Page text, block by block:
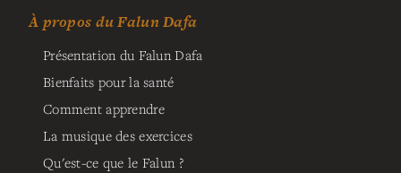
À propos du Falun Dafa
Présentation du Falun Dafa
Bienfaits pour la santé
Comment apprendre
La musique des exercices
Qu'est-ce que le Falun ?